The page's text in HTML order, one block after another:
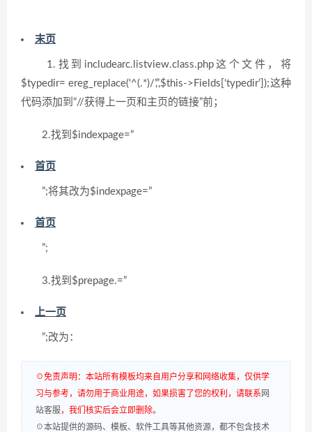
末页
1.找到includearc.listview.class.php这个文件，将
$typedir= ereg_replace(‘^(.*)/’,”,$this->Fields[‘typedir’]);这种
代码添加到“//获得上一页和主页的链接”前；
2.找到$indexpage=”
首页
”;将其改为$indexpage=”
首页
”;
3.找到$prepage.=”
上一页
”;改为：
☉免责声明：本站所有模板均来自用户分享和网络收集，仅供学
习与参考，请勿用于商业用途，如果损害了您的权利，请联系 网
站客服，我们核实后会立即删除。
☉本站提供的源码、模板、软件工具等其他资源，都不包含技术